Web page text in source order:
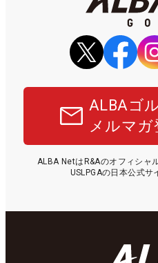
ALBAゴ
メルマガ
ALBA NetはR&Aのオフィシャ
USLPGAの日本公式サ